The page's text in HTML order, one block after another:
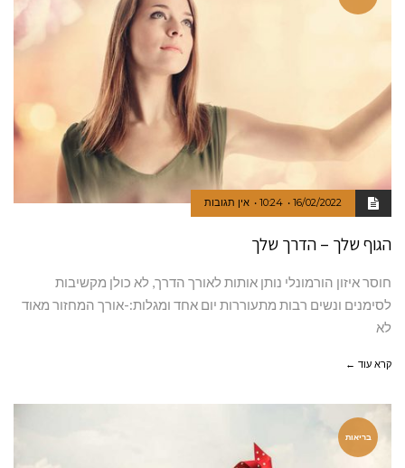
16/02/2022
10:24 אין תגובות
הגוף שלך – הדרך שלך
חוסר איזון הורמונלי נותן אותות לאורך הדרך, לא כולן מקשיבות
לסימנים ונשים רבות מתעוררות יום אחד ומגלות:-אורך המחזור מאוד
לא
קרא עוד ←
בריאות